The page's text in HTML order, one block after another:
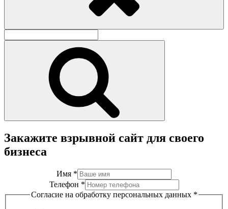
Закажите взрывной сайт для своего
бизнеса
Имя *
Телефон *
Согласие на обработку персональных данных *